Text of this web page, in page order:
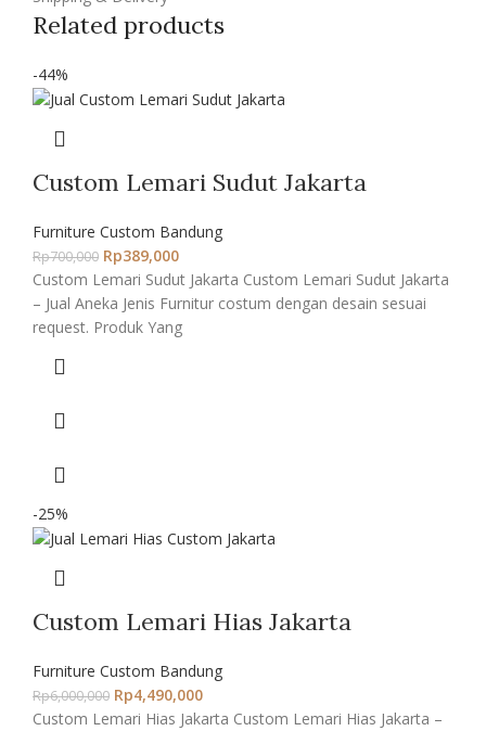
Related products
-44%
Custom Lemari Sudut Jakarta
Furniture Custom Bandung
Rp700,000 Rp389,000
Custom Lemari Sudut Jakarta Custom Lemari Sudut Jakarta
– Jual Aneka Jenis Furnitur costum dengan desain sesuai
request. Produk Yang
-25%
Custom Lemari Hias Jakarta
Furniture Custom Bandung
Rp6,000,000 Rp4,490,000
Custom Lemari Hias Jakarta Custom Lemari Hias Jakarta –